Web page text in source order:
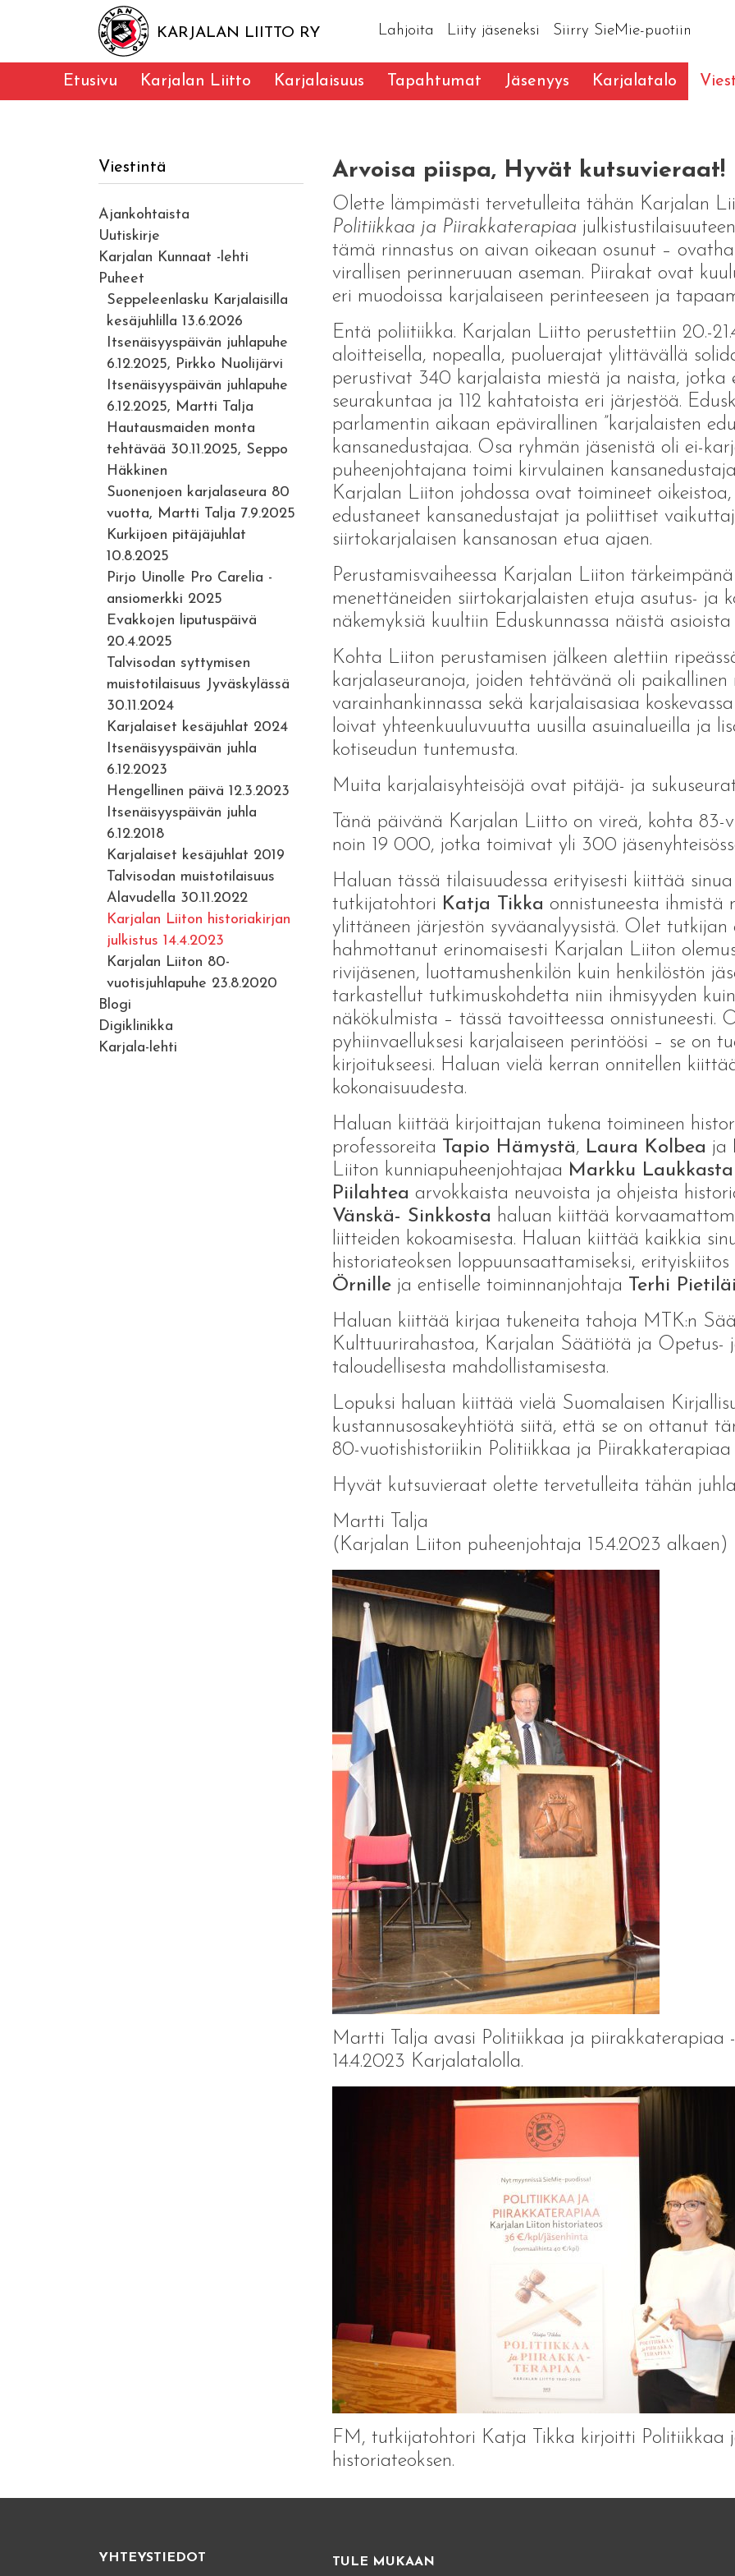
KARJALAN LIITTO RY Lahjoita Liity jäseneksi Siirry SieMie-puotiin
Etusivu Karjalan Liitto Karjalaisuus Tapahtumat Jäsenyys Karjalatalo
Viestintä
Ajankohtaista
Uutiskirje
Karjalan Kunnaat -lehti
Puheet
Seppeleenlasku Karjalaisilla
kesäjuhlilla 13.6.2026
Itsenäisyyspäivän juhlapuhe
6.12.2025, Pirkko Nuolijärvi
Itsenäisyyspäivän juhlapuhe
6.12.2025, Martti Talja
Hautausmaiden monta
tehtävää 30.11.2025, Seppo
Häkkinen
Suonenjoen karjalaseura 80
vuotta, Martti Talja 7.9.2025
Kurkijoen pitäjäjuhlat
10.8.2025
Pirjo Uinolle Pro Carelia -
ansiomerkki 2025
Evakkojen liputuspäivä
20.4.2025
Talvisodan syttymisen
muistotilaisuus Jyväskylässä
30.11.2024
Karjalaiset kesäjuhlat 2024
Itsenäisyyspäivän juhla
6.12.2023
Hengellinen päivä 12.3.2023
Itsenäisyyspäivän juhla
6.12.2018
Karjalaiset kesäjuhlat 2019
Talvisodan muistotilaisuus
Alavudella 30.11.2022
Karjalan Liiton historiakirjan
julkistus 14.4.2023
Karjalan Liiton 80-
vuotisjuhlapuhe 23.8.2020
Blogi
Digiklinikka
Karjala-lehti
Arvoisa piispa, Hyvät kutsuvieraat!
Olette lämpimästi tervetulleita tähän Karjalan
Politiikkaa ja Piirakkaterapiaa
tämä rinnastus on aivan oikeaan osunut –
virallisen perinneruuan aseman. Piirakat ovat
eri muodoissa karjalaiseen perinteeseen ja
Entä poliitiikka. Karjalan Liitto perustettiin 20.-
aloitteisella, nopealla, puoluerajat ylittävällä
perustivat 340 karjalaista miestä ja naista, jotka
seurakuntaa ja 112 kahtatoista eri järjestöä.
parlamentin aikaan epävirallinen ”karjalaisten
kansanedustajaa. Osa ryhmän jäsenistä oli ei-
puheenjohtajana toimi kirvulainen
Karjalan Liiton johdossa ovat toimineet
edustaneet kansanedustajat ja poliittiset
siirtokarjalaisen kansanosan etua ajaen.
Perustamisvaiheessa Karjalan Liiton
menettäneiden siirtokarjalaisten etuja asutus- ja
näkemyksiä kuultiin Eduskunnassa näistä
Kohta Liiton perustamisen jälkeen alettiin
karjalaseuranoja, joiden tehtävänä oli paikallinen
varainhankinnassa sekä karjalaisasiaa
loivat yhteenkuuluvuutta uusilla asuinalueilla ja
kotiseudun tuntemusta.
Muita karjalaisyhteisöjä ovat pitäjä- ja
Tänä päivänä Karjalan Liitto on vireä, kohta 83-
noin 19 000, jotka toimivat yli 300
Haluan tässä tilaisuudessa erityisesti kiittää
tutkijatohtori Katja Tikka onnistuneesta ihmistä
ylittäneen järjestön syväanalyysistä. Olet tutkijan
hahmottanut erinomaisesti Karjalan Liiton
rivijäsenen, luottamushenkilön kuin henkilöstön
tarkastellut tutkimuskohdetta niin ihmisyyden
näkökulmista – tässä tavoitteessa onnistuneesti.
pyhiinvaelluksesi karjalaiseen perintöösi – se on
kirjoitukseesi. Haluan vielä kerran onnitellen
kokonaisuudesta.
Haluan kiittää kirjoittajan tukena toimineen
professoreita Tapio Hämystä, Laura Kolbea ja
Liiton kunniapuheenjohtajaa Markku Laukkasta
Piilahtea arvokkaista neuvoista ja ohjeista
Vänskä- Sinkkosta haluan kiittää
liitteiden kokoamisesta. Haluan kiittää kaikkia
historiateoksen loppuunsaattamiseksi,
Örnilleja entiselle toiminnanjohtaja Terhi
Haluan kiittää kirjaa tukeneita tahoja MTK:n
Kulttuurirahastoa, Karjalan Säätiötä ja Opetus-
taloudellisesta mahdollistamisesta.
Lopuksi haluan kiittää vielä Suomalaisen
kustannusosakeyhtiötä siitä, että se on ottanut
80-vuotishistoriikin Politiikkaa ja Piirakkaterapiaa
Hyvät kutsuvieraat olette tervetulleita tähän
Martti Talja
(Karjalan Liiton puheenjohtaja 15.4.2023 alkaen)
Martti Talja avasi Politiikkaa ja piirakkaterapiaa
14.4.2023 Karjalatalolla.
FM, tutkijatohtori Katja Tikka kirjoitti Politiikkaa
historiateoksen.
YHTEYSTIEDOT TULE MUKAAN